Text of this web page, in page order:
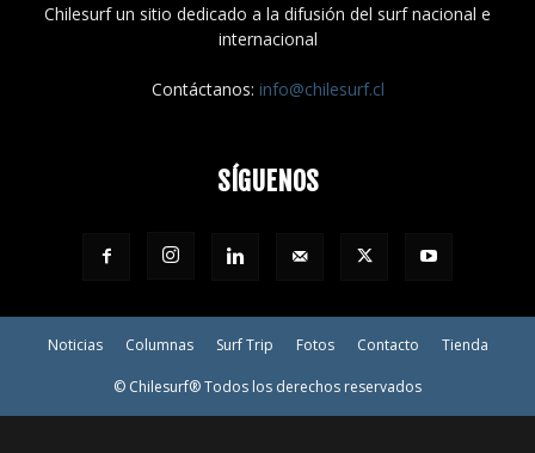
Chilesurf un sitio dedicado a la difusión del surf nacional e
internacional
Contáctanos: info@chilesurf.cl
SÍGUENOS
Noticias Columnas Surf Trip Fotos Contacto Tienda
© Chilesurf® Todos los derechos reservados